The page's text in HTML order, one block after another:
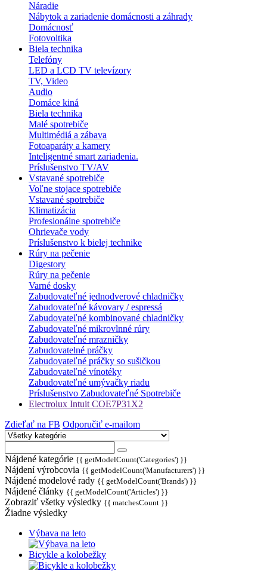
Náradie
Nábytok a zariadenie domácnosti a záhrady
Domácnosť
Fotovoltika
Biela technika
Telefóny
LED a LCD TV televízory
TV, Video
Audio
Domáce kiná
Biela technika
Malé spotrebiče
Multimédiá a zábava
Fotoaparáty a kamery
Inteligentné smart zariadenia.
Príslušenstvo TV/AV
Vstavané spotrebiče
Voľne stojace spotrebiče
Vstavané spotrebiče
Klimatizácia
Profesionálne spotrebiče
Ohrievače vody
Príslušenstvo k bielej technike
Rúry na pečenie
Digestory
Rúry na pečenie
Varné dosky
Zabudovateľné jednodverové chladničky
Zabudovateľné kávovary / espressá
Zabudovateľné kombinované chladničky
Zabudovateľné mikrovlnné rúry
Zabudovateľné mrazničky
Zabudovatelné práčky
Zabudovateľné práčky so sušičkou
Zabudovateľné vínotéky
Zabudovateľné umývačky riadu
Príslušenstvo Zabudovateľné Spotrebiče
Electrolux Intuit COE7P31X2
Zdieľať na FB Odporučiť e-mailom
Nájdené kategórie {{ getModelCount('Categories') }}
Nájdení výrobcovia {{ getModelCount('Manufacturers') }}
Nájdené modelové rady {{ getModelCount('Brands') }}
Nájdené články {{ getModelCount('Articles') }}
Zobraziť všetky výsledky {{ matchesCount }}
Žiadne výsledky
Výbava na leto
Bicykle a kolobežky